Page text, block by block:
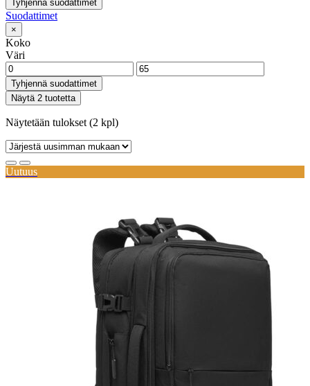
Tyhjennä suodattimet
Suodattimet
×
Koko
Väri
Tyhjennä suodattimet
Näytä 2 tuotetta
Näytetään tulokset (2 kpl)
Uutuus